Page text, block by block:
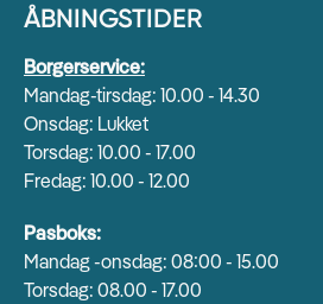
ÅBNINGSTIDER
Borgerservice:
Mandag-tirsdag: 10.00 - 14.30
Onsdag: Lukket
Torsdag: 10.00 - 17.00
Fredag: 10.00 - 12.00
Pasboks:
Mandag -onsdag: 08:00 - 15.00
Torsdag: 08.00 - 17.00